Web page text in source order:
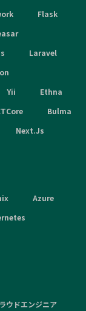
Flask
Laravel
Yii
Ethna
Bulma
Next.Js
Azure
ウドエンジニア